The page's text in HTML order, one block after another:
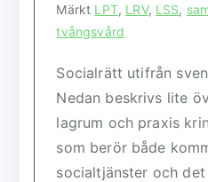
Märkt LPT, LRV, LSS,
tvångsvård
Socialrätt utifrån
Nedan beskrivs lite
lagrum och praxis
som berör både
socialtjänster och